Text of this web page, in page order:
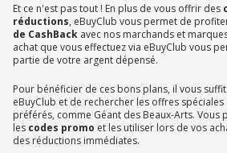
Et ce n'est pas tout ! En plus de vous offrir des
réductions, eBuyClub vous permet de
de CashBack avec nos marchands et
achat que vous effectuez via eBuyClub vous
partie de votre argent dépensé.
Pour bénéficier de ces bons plans, il vous
eBuyClub et de rechercher les offres
préférés, comme Géant des Beaux-Arts. Vous
les codes promo et les utiliser lors de vos
des réductions immédiates.